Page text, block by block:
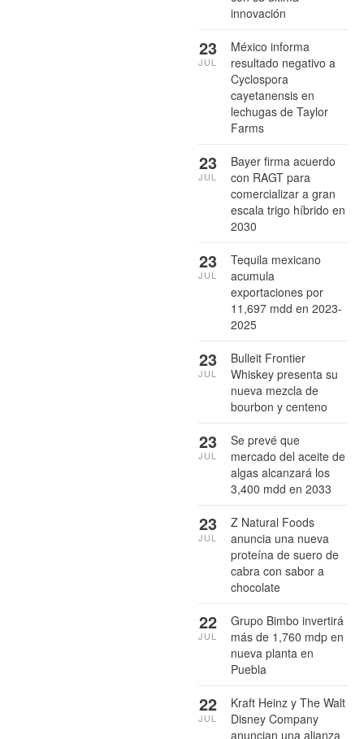
innovación
México informa
resultado negativo a
Cyclospora
cayetanensis en
lechugas de Taylor
Farms
23
JUL
Bayer firma acuerdo
con RAGT para
comercializar a gran
escala trigo híbrido en
2030
23
JUL
Tequila mexicano
acumula
exportaciones por
11,697 mdd en 2023-
2025
23
JUL
Bulleit Frontier
Whiskey presenta su
nueva mezcla de
bourbon y centeno
23
JUL
Se prevé que
mercado del aceite de
algas alcanzará los
3,400 mdd en 2033
23
JUL
Z Natural Foods
anuncia una nueva
proteína de suero de
cabra con sabor a
chocolate
23
JUL
Grupo Bimbo invertirá
más de 1,760 mdp en
nueva planta en
Puebla
22
JUL
Kraft Heinz y The Walt
Disney Company
anuncian una alianza
22
JUL